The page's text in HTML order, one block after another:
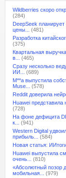
Wildberries скоро
(284)
DeepSeek
цены...
(481)
Разработка
(375)
Квартальная
в...
(465)
Сразу несколько
ИИ...
(689)
M**a выпустила
Muse...
(578)
Reddit доверила
Huawei представила
(728)
На фоне дефицита
к...
(941)
Western Digital
прибыль...
(584)
Новая статья:
Huawei выпустила
очень...
(810)
«Абсолютный позор
мобильная...
(979)